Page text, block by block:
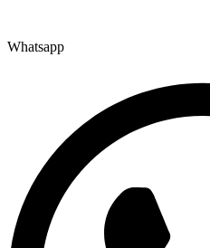
Whatsapp